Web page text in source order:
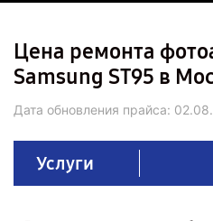
Цена ремонта
Samsung ST95 в
Дата обновления прайса:
Услуги